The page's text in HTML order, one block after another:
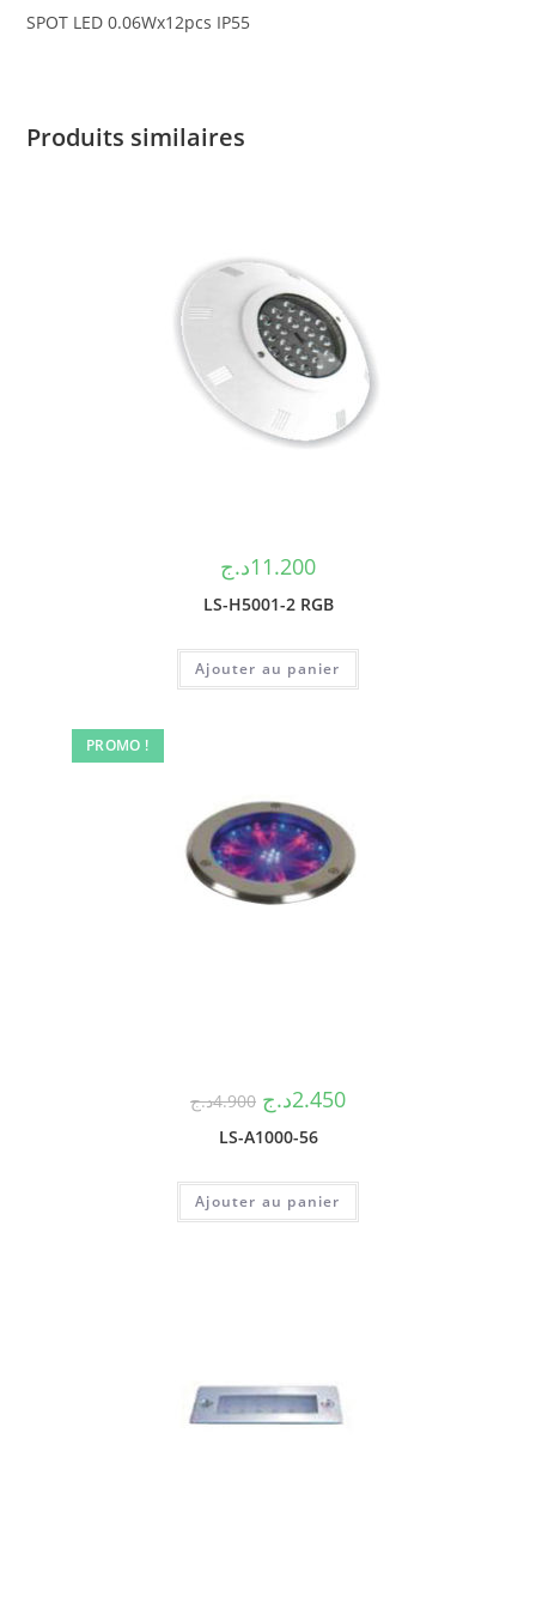
SPOT LED 0.06Wx12pcs IP55
Produits similaires
11.200د.ج
LS-H5001-2 RGB
Ajouter au panier
PROMO !
4.900د.ج 2.450د.ج
LS-A1000-56
Ajouter au panier